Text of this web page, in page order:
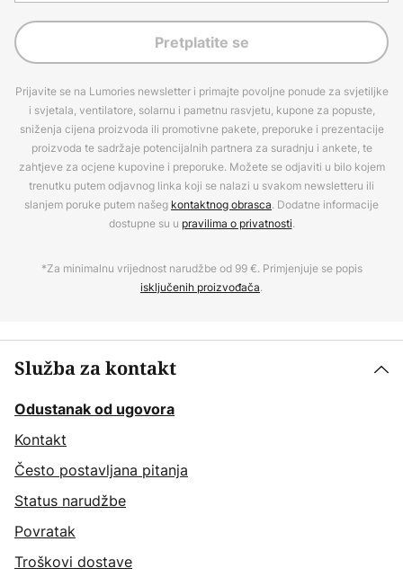
Pretplatite se
Prijavite se na Lumories newsletter i primajte povoljne ponude za svjetiljke
i svjetala, ventilatore, solarnu i pametnu rasvjetu, kupone za popuste,
sniženja cijena proizvoda ili promotivne pakete, preporuke i prezentacije
proizvoda te sadržaje potencijalnih partnera za suradnju i ankete, te
zahtjeve za ocjene kupovine i preporuke. Možete se odjaviti u bilo kojem
trenutku putem odjavnog linka koji se nalazi u svakom newsletteru ili
slanjem poruke putem našeg kontaktnog obrasca. Dodatne informacije
dostupne su u pravilima o privatnosti.
*Za minimalnu vrijednost narudžbe od 99 €. Primjenjuje se popis
isključenih proizvođača.
Služba za kontakt
Odustanak od ugovora
Kontakt
Često postavljana pitanja
Status narudžbe
Povratak
Troškovi dostave